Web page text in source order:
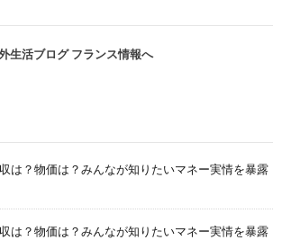
は？物価は？みんなが知りたいマネー実情を暴露
は？物価は？みんなが知りたいマネー実情を暴露